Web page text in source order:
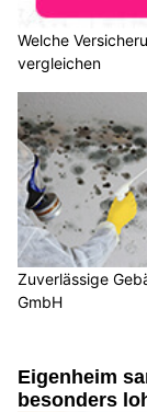
Welche
vergleichen
Zuverlässige
GmbH
Eigenheim
besonders